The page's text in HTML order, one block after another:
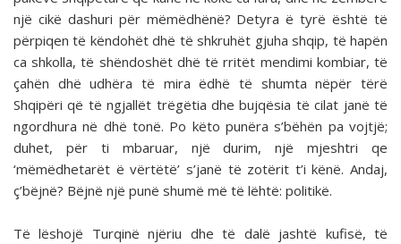
një cikë dashuri për mëmëdhënë? Detyra ë tyrë është të
përpiqen të këndohët dhë të shkruhët gjuha shqip, të hapën
ca shkolla, të shëndoshët dhë të rritët mendimi kombiar, të
çahën dhë udhëra të mira ëdhë të shumta nëpër tërë
Shqipëri që të ngjallët trëgëtia dhe bujqësia të cilat janë të
ngordhura në dhë tonë. Po këto punëra s’bëhën pa vojtjë;
duhet, për ti mbaruar, një durim, një mjeshtri qe
‘mëmëdhetarët ë vërtëtë’ s’janë të zotërit t’i kënë. Andaj,
ç’bëjnë? Bëjnë një punë shumë më të lëhtë: politikë.
Të lëshojë Turqinë njëriu dhe të dalë jashtë kufisë, të